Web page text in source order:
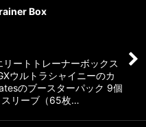
Box
ートトレーナーボックス
ウルトラシャイニーのカ
のブースターパック 9個
スリーブ（65枚…